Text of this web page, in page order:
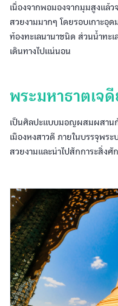
เนื่องจากพอมองจากมุมสูงแล้ว
สวยงามมากๆ โดยรอบเกาะอุ
ท้องทะเลนานาชนิด ส่วนน้ำทะ
เดินทางไปแน่นอน
พระมหาธาตเจ
เป็นศิลปะแบบมอญผสมผสานกั
เมืองหงสาวดี ภายในบรรจุพร
สวยงามและน่าไปสักการะสิ่งศั